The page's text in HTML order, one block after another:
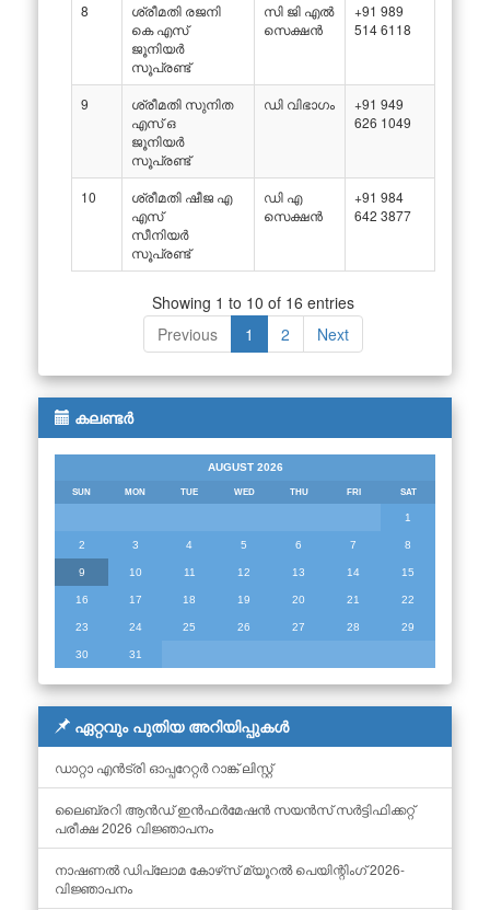
8
ശ്രീമതി രജനി
കെ എസ്
ജൂനിയർ
സൂപ്രണ്ട്
സി ജി എൽ
സെക്ഷൻ
+91 989
514 6118
9
ശ്രീമതി സുനിത
എസ് ഒ
ജൂനിയർ
സൂപ്രണ്ട്
ഡി വിഭാഗം
+91 949
626 1049
10
ശ്രീമതി ഷീജ എ
എസ്
സീനിയർ
സൂപ്രണ്ട്
ഡി എ
സെക്ഷൻ
+91 984
642 3877
Showing 1 to 10 of 16 entries
Previous
1 2 Next
കലണ്ടർ
AUGUST 2026
SUN MON TUE WED THU FRI SAT
1
2 3 4 5 6 7 8
9 10 11 12 13 14 15
16 17 18 19 20 21 22
23 24 25 26 27 28 29
30 31
ഏറ്റവും പുതിയ അറിയിപ്പുകൾ
ഡാറ്റാ എൻട്രി ഓപ്പറേറ്റർ റാങ്ക് ലിസ്റ്റ്
ലൈബ്രറി ആൻഡ് ഇൻഫർമേഷൻ സയൻസ് സർട്ടിഫിക്കറ്റ്
പരീക്ഷ 2026 വിജ്ഞാപനം
നാഷണൽ ഡിപ്ലോമ കോഴ്‌സ് മ്യൂറൽ പെയിന്റിംഗ് 2026-
വിജ്ഞാപനം